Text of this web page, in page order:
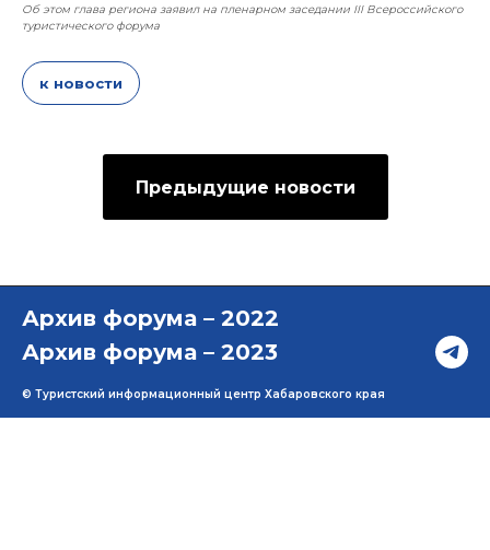
Об этом глава региона заявил на пленарном заседании III Всероссийского
туристического форума
к новости
Предыдущие новости
Архив форума – 2022
Архив форума – 2023
© Туристский информационный центр Хабаровского края